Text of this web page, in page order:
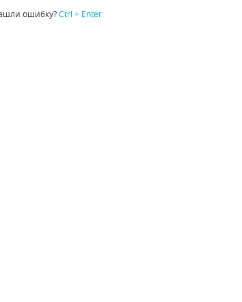
ошибку?Ctrl + Enter